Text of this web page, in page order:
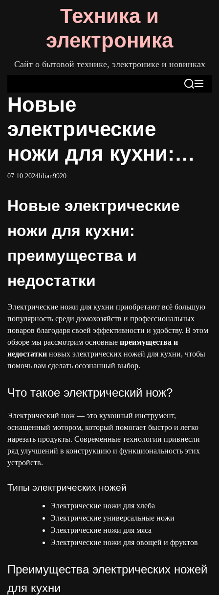
Техника и
электроника
Сайт о бытовой технике, электронике и новинках
S
M
Новые
электрические
ножи для кухни:
преимущества и
недостатки
07.10.2024lilian9920
Новые электрические
ножи для кухни:
преимущества и
недостатки
Электрические ножи для кухни приобретают всё большую
популярность среди домохозяйств и профессиональных
поваров благодаря своей эффективности и удобству. В этом
обзоре мы рассмотрим основные преимущества и
недостатки новых электрических ножей для кухни, чтобы
помочь вам сделать осознанный выбор.
Что такое электрический нож?
Электрический нож — это кухонный инструмент,
оснащенный мотором, который помогает быстро и легко
нарезать продукты. Современные технологии привнесли
ряд улучшений в конструкцию и функциональность этих
устройств.
Типы электрических ножей
Электрические ножи для хлеба
Электрические универсальные ножи
Электрические ножи для мяса
Электрические ножи для овощей и фруктов
Преимущества электрических ножей
для кухни